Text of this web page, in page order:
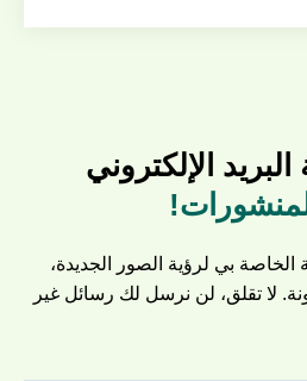
الإلكتروني
الخاصة بي لرؤية الصور الجديدة،
لا تقلق، لن نرسل لك رسائل غير